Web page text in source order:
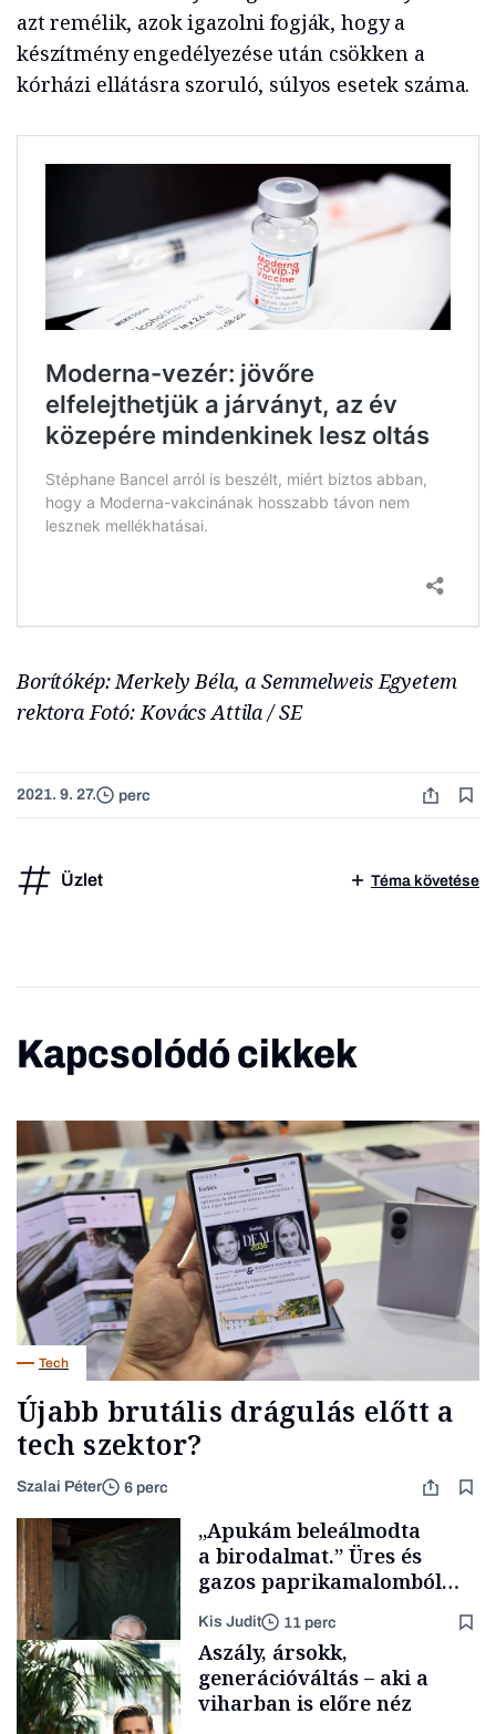
azt remélik, azok igazolni fogják, hogy a
készítmény engedélyezése után csökken a
kórházi ellátásra szoruló, súlyos esetek száma.
Borítókép: Merkely Béla, a Semmelweis Egyetem
rektora Fotó: Kovács Attila / SE
2021. 9. 27. perc
Üzlet Téma követése
Kapcsolódó cikkek
Tech
Újabb brutális drágulás előtt a
tech szektor?
Szalai Péter 6 perc
„Apukám beleálmodta
a birodalmat.” Üres és
gazos paprikamalomból
lett az igazi családi
fűszersztori
Kis Judit 11 perc
Aszály, ársokk,
generációváltás – aki a
viharban is előre néz